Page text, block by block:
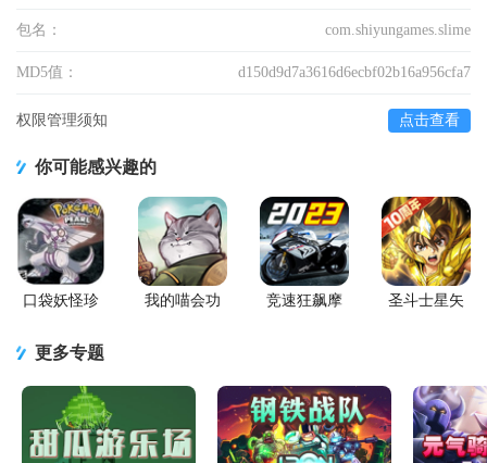
包名： com.shiyungames.slime
MD5值： d150d9d7a3616d6ecbf02b16a956cfa7
权限管理须知 点击查看
你可能感兴趣的
口袋妖怪珍
我的喵会功
竞速狂飙摩
圣斗士星矢
更多专题